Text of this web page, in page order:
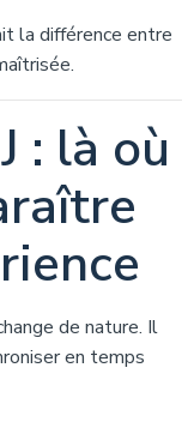
la différence entre
: là où
de nature. Il
en temps